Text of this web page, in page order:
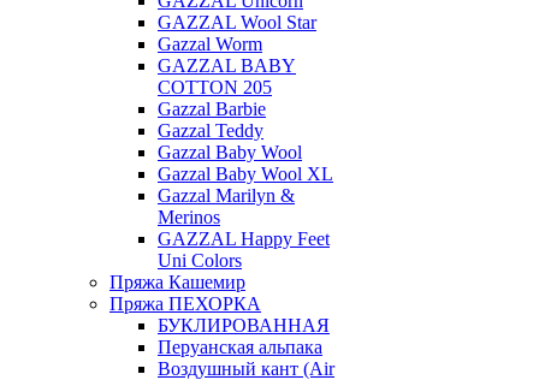
GAZZAL Wool Star
Gazzal Worm
GAZZAL BABY
COTTON 205
Gazzal Barbie
Gazzal Teddy
Gazzal Baby Wool
Gazzal Baby Wool XL
Gazzal Marilyn &
Merinos
GAZZAL Happy Feet
Uni Colors
Пряжа Кашемир
Пряжа ПЕХОРКА
БУКЛИРОВАННАЯ
Перуанская альпака
Воздушный кант (Air